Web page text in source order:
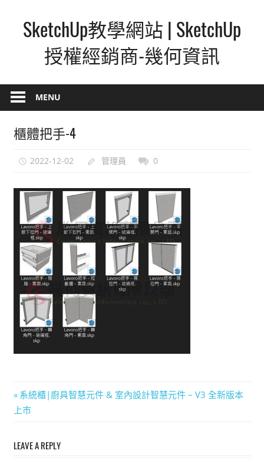
contentSketchUp教學網站 | SketchUp
授權經銷商-幾何資訊
–
最
覺
方
式,
人
人
都
能
上
手
的
3D
軟
MENU
櫃體把手-4
2022-12-02 管理員 0
文
章
導
Previous
Post:
系統櫃|廚具智慧元件 & 室內設計智慧元件 – V3 全新版本
上市
LEAVE A REPLY